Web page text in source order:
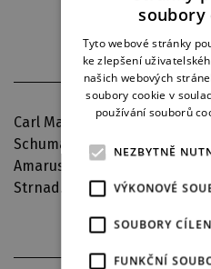
Carl Maria von Weber:
Schumann: Klavírní koncert a
Amarus - kantáta. Sólisté -
Strnad. Koncert.mistři
soubory
Tyto webové stránky
ke zlepšení
našich webových
soubory cookie v
používání souborů
NEZBYTNĚ
VÝKONOVÉ
SOUBORY
FUNKČNÍ